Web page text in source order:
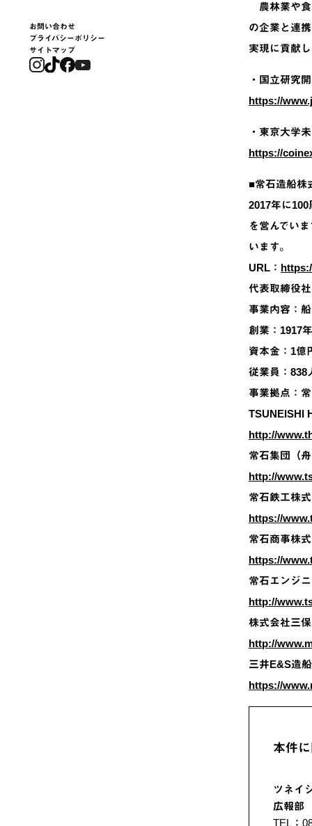
お問い合わせ
プライバシーポリシー
サイトマップ
農林業や食
の企業と連
実現に貢献し
・国立研究
https://
・東京大学
https://
■常石造船株
2017年に
を営んでい
います。
URL：
代表取締役
事業内容：
創業：1917
資本金：1億
従業員：838
事業拠点：
TSUNEISHI
http://
常石集団（
http://
常石鉄工株
https://
常石商事株
https://
常石エンジ
http://
株式会社三
http://
三井E&S造
https://
本件
ツネイ
広報部
TEL：